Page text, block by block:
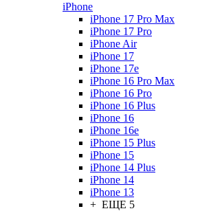
iPhone
iPhone 17 Pro Max
iPhone 17 Pro
iPhone Air
iPhone 17
iPhone 17e
iPhone 16 Pro Max
iPhone 16 Pro
iPhone 16 Plus
iPhone 16
iPhone 16e
iPhone 15 Plus
iPhone 15
iPhone 14 Plus
iPhone 14
iPhone 13
+ ЕЩЕ 5